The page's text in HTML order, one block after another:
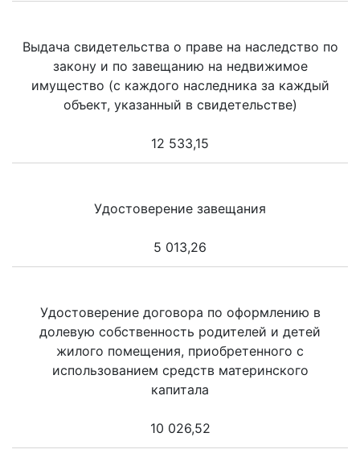
Выдача свидетельства о праве на наследство по
закону и по завещанию на недвижимое
имущество (с каждого наследника за каждый
объект, указанный в свидетельстве)
12 533,15
Удостоверение завещания
5 013,26
Удостоверение договора по оформлению в
долевую собственность родителей и детей
жилого помещения, приобретенного с
использованием средств материнского
капитала
10 026,52